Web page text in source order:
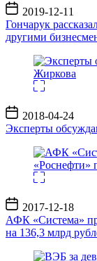
Дата
записи
2019-12-11
Гончарук
другими
Дата
записи
2018-04-24
Эксперты
Дата
записи
2017-12-18
АФК «Система»
на 136,3 млрд